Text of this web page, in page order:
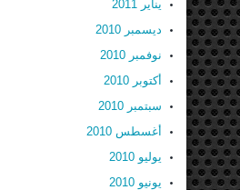
يناير 2011
ديسمبر 2010
نوفمبر 2010
أكتوبر 2010
سبتمبر 2010
أغسطس 2010
يوليو 2010
يونيو 2010